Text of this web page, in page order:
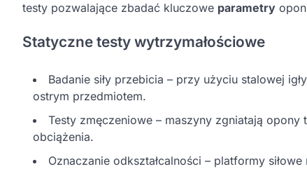
testy pozwalające zbadać kluczowe parametry
Statyczne testy wytrzymałościowe
Badanie siły przebicia – przy użyciu stalowej
ostrym przedmiotem.
Testy zmęczeniowe – maszyny zgniatają
obciążenia.
Oznaczanie odkształcalności – platformy